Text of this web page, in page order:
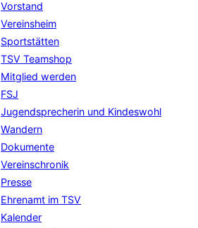
Vorstand
Vereinsheim
Sportstätten
TSV Teamshop
Mitglied werden
FSJ
Jugendsprecherin und Kindeswohl
Wandern
Dokumente
Vereinschronik
Presse
Ehrenamt im TSV
Kalender